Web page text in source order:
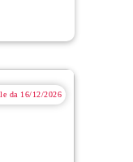
da 16/12/2026